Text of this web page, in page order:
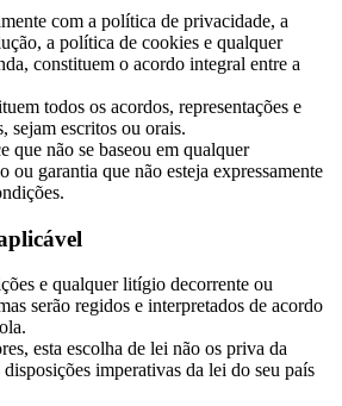
com a política de privacidade, a
a política de cookies e qualquer
constituem o acordo integral entre a
todos os acordos, representações e
sejam escritos ou orais.
que não se baseou em qualquer
ou garantia que não esteja expressamente
e qualquer litígio decorrente ou
serão regidos e interpretados de acordo
esta escolha de lei não os priva da
imperativas da lei do seu país